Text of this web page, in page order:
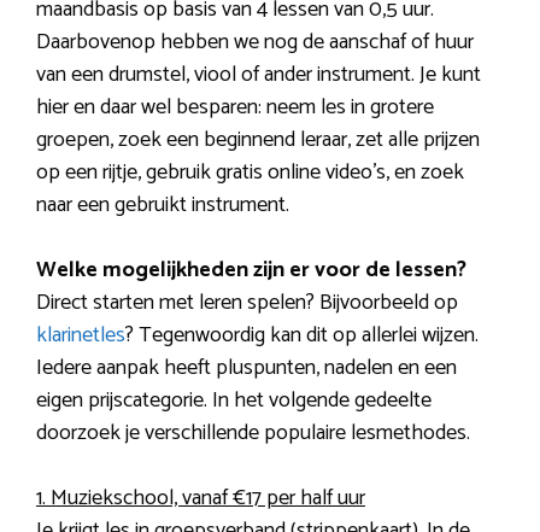
maandbasis op basis van 4 lessen van 0,5 uur.
Daarbovenop hebben we nog de aanschaf of huur
van een drumstel, viool of ander instrument. Je kunt
hier en daar wel besparen: neem les in grotere
groepen, zoek een beginnend leraar, zet alle prijzen
op een rijtje, gebruik gratis online video’s, en zoek
naar een gebruikt instrument.
Welke mogelijkheden zijn er voor de lessen?
Direct starten met leren spelen? Bijvoorbeeld op
klarinetles? Tegenwoordig kan dit op allerlei wijzen.
Iedere aanpak heeft pluspunten, nadelen en een
eigen prijscategorie. In het volgende gedeelte
doorzoek je verschillende populaire lesmethodes.
1. Muziekschool, vanaf €17 per half uur